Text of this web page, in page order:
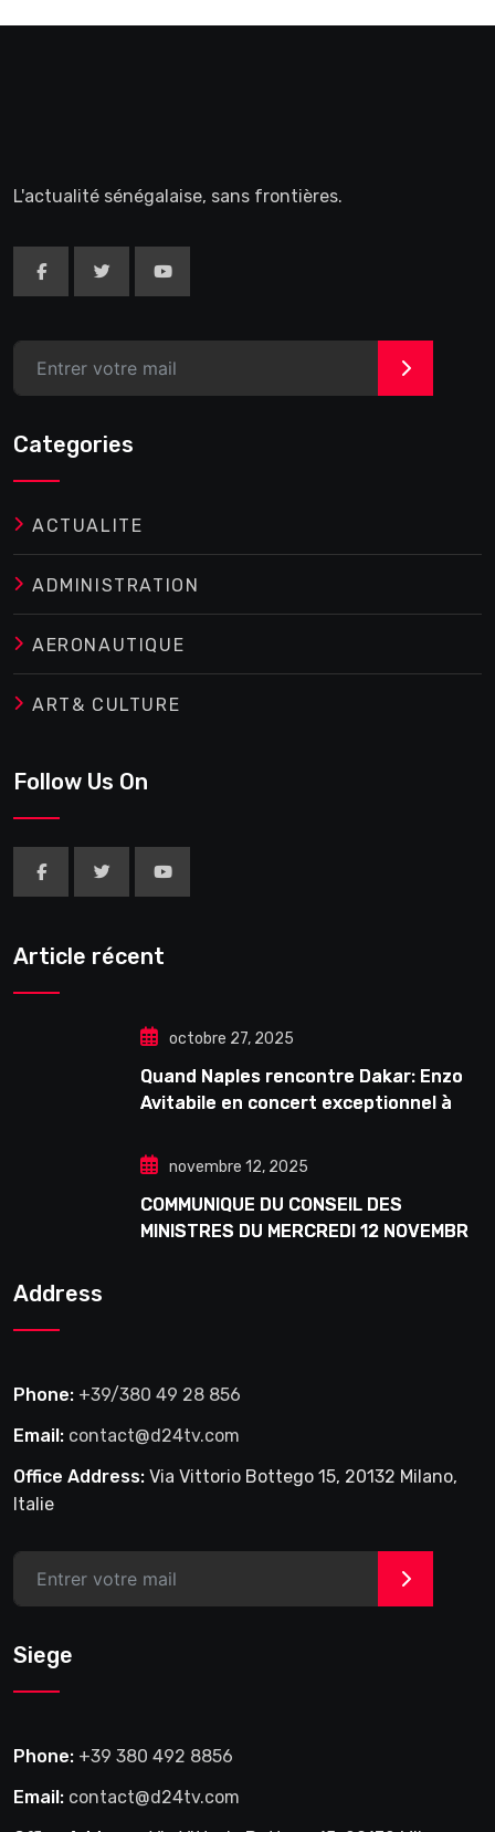
L'actualité sénégalaise, sans frontières.
>
Categories
ACTUALITE
ADMINISTRATION
AERONAUTIQUE
ART& CULTURE
Follow Us On
Article récent
octobre 27, 2025
Quand Naples rencontre Dakar: Enzo
Avitabile en concert exceptionnel à
novembre 12, 2025
COMMUNIQUE DU CONSEIL DES
MINISTRES DU MERCREDI 12 NOVEMBRE
Address
Phone: +39/380 49 28 856
Email: contact@d24tv.com
Office Address: Via Vittorio Bottego 15, 20132 Milano,
Italie
>
Siege
Phone: +39 380 492 8856
Email: contact@d24tv.com